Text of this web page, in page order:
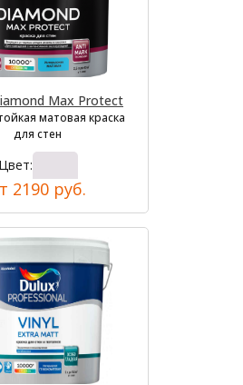
Max Protect
матовая краска
для стен
Цвет:
2190 руб.